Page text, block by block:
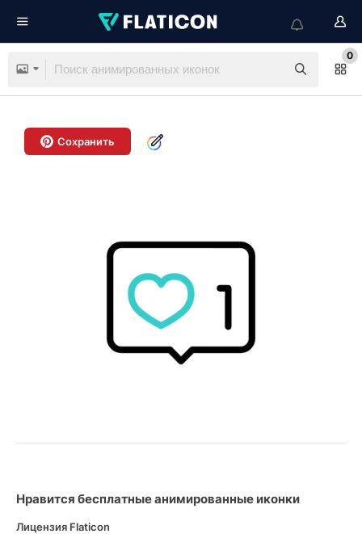
0
Сохранить
Нравится бесплатные анимированные иконки
Лицензия Flaticon